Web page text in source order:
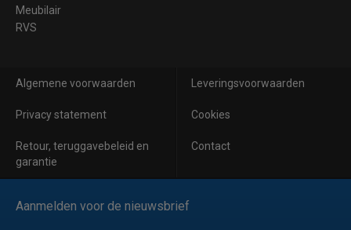
Meubilair
RVS
Algemene voorwaarden Leveringsvoorwaarden
Privacy statement Cookies
Retour, teruggavebeleid en
garantie
Contact
Aanmelden voor de nieuwsbrief